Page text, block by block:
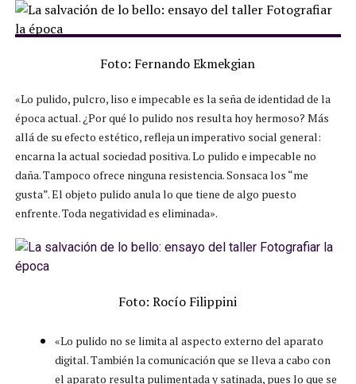
Foto: Fernando Ekmekgian
«Lo pulido, pulcro, liso e impecable es la seña de identidad de la
época actual. ¿Por qué lo pulido nos resulta hoy hermoso? Más
allá de su efecto estético, refleja un imperativo social general:
encarna la actual sociedad positiva. Lo pulido e impecable no
daña. Tampoco ofrece ninguna resistencia. Sonsaca los “me
gusta”. El objeto pulido anula lo que tiene de algo puesto
enfrente. Toda negatividad es eliminada».
Foto: Rocío Filippini
«Lo pulido no se limita al aspecto externo del aparato
digital. También la comunicación que se lleva a cabo con
el aparato resulta pulimentada y satinada, pues lo que se